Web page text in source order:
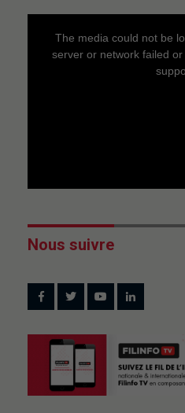
The media could not be
server or network failed
Nous suivre